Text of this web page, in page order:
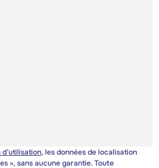
, les données de localisation
», sans aucune garantie. Toute